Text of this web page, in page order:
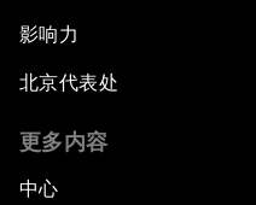
影响力
北京代表处
更多内容
中心